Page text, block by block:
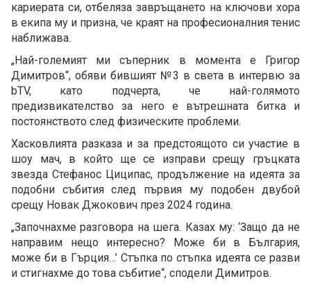
кариерата си, отбеляза завръщането на ключови хора
в екипа му и призна, че краят на професионалния тенис
наближава.
„Най-големият ми съперник в момента е Григор
Димитров“, обяви бившият №3 в света в интервю за
bTV, като подчерта, че най-голямото
предизвикателство за него е вътрешната битка и
постоянството след физическите проблеми.
Хасковлията разказа и за предстоящото си участие в
шоу мач, в който ще се изправи срещу гръцката
звезда Стефанос Циципас, продължение на идеята за
подобни събития след първия му подобен двубой
срещу Новак Джокович през 2024 година.
„Започнахме разговора на шега. Казах му: ‘Защо да не
направим нещо интересно? Може би в България,
може би в Гърция…’ Стъпка по стъпка идеята се разви
и стигнахме до това събитие“, сподели Димитров.